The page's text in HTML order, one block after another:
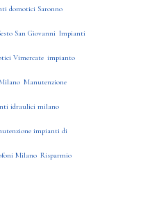
domotici Saronno
San Giovanni Impianti
Vimercate impianto
Manutenzione
idraulici milano
impianti di
Milano Risparmio